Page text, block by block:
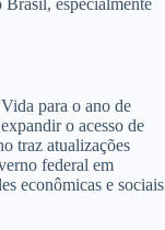
para o ano de
o acesso de
traz atualizações
federal em
econômicas e sociais